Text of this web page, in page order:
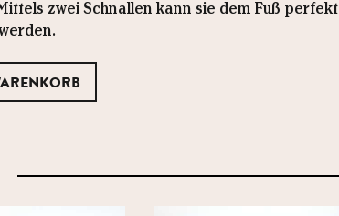
zwei Schnallen kann sie dem Fuß perfekt